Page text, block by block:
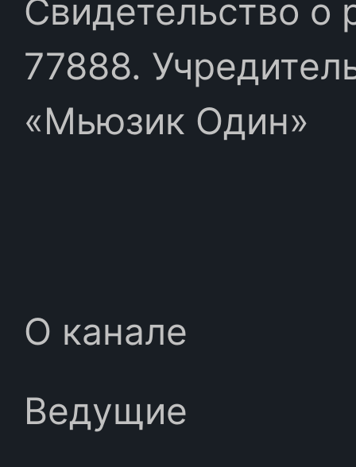
Свидетельство
77888.
«Мьюзик Один»
О канале
Ведущие